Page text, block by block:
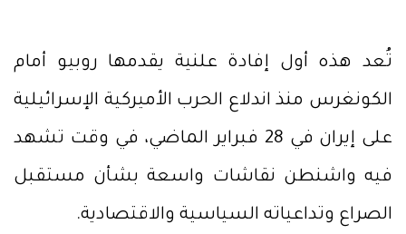
تُعد هذه أول إفادة علنية يقدمها روبيو أمام
الكونغرس منذ اندلاع الحرب الأميركية الإسرائيلية
على إيران في 28 فبراير الماضي، في وقت تشهد
فيه واشنطن نقاشات واسعة بشأن مستقبل
الصراع وتداعياته السياسية والاقتصادية.